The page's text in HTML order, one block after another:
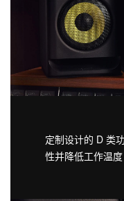
定制设计的 D 类
性并降低工作温度